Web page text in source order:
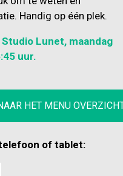
Handig op één plek.
Lunet, maandag
uur.
HET MENU
of tablet: